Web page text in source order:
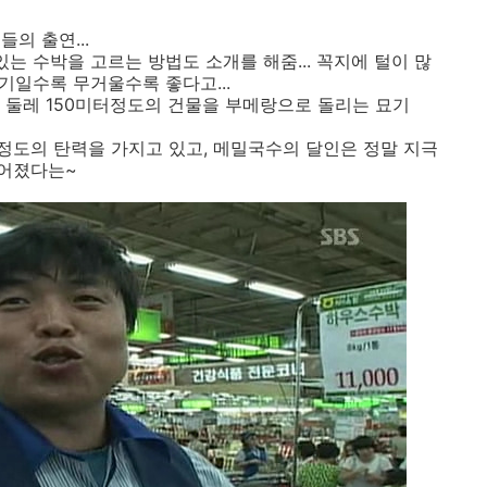
의 출연...
수박을 고르는 방법도 소개를 해줌... 꼭지에 털이 많
일수록 무거울수록 좋다고...
레 150미터정도의 건물을 부메랑으로 돌리는 묘기
도의 탄력을 가지고 있고, 메밀국수의 달인은 정말 지극
졌다는~